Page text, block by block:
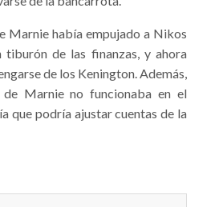
Marnie había empujado a Nikos
tiburón de las finanzas, y ahora
de los Kenington. Además,
Marnie no funcionaba en el
que podría ajustar cuentas de la